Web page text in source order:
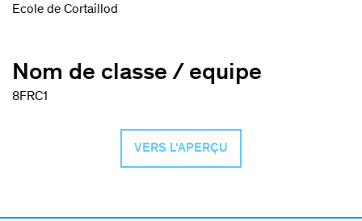
Ecole de Cortaillod
Nom de classe / equipe
8FRC1
VERS L‘APERÇU